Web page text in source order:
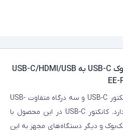
مبدل استوک USB-C به USB-C/HDMI/USB
در این مدل از مبدل‌های یک کانکتور USB-C و سه درگاه متفاوت USB-
C، HDMI 4K و USB3.1 وجود دارد. کانکتور USB-C در این محصول با
و دیگر دستگاه‌های مجهز به این